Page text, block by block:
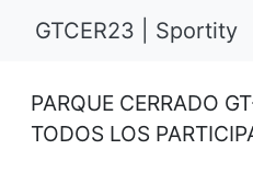
GTCER23 | Sportity
PARQUE CERRADO
TODOS LOS